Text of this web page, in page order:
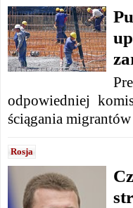
odpowiedniej
ściągania
Rosja